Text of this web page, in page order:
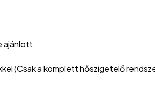
ajánlott.
(Csak a komplett hőszigetelő